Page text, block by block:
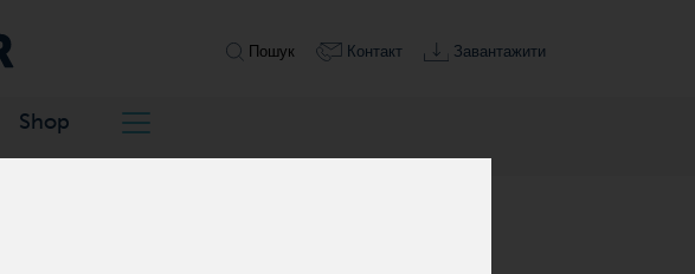
Пошук Контакт Завантажити
Shop